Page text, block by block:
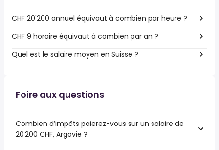
CHF 20'200 annuel équivaut à combien par heure ?
CHF 9 horaire équivaut à combien par an ?
Quel est le salaire moyen en Suisse ?
Foire aux questions
Combien d’impôts paierez-vous sur un salaire de
20 200 CHF, Argovie ?